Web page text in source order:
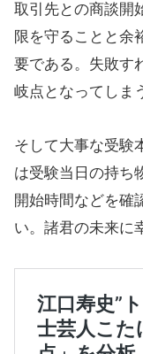
取引先との商談開
限を守ることと余
要である。失敗す
岐点となってしま
そして大事な受験
は受験当日の持ち
開始時間などを確
い。諸君の未来に